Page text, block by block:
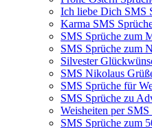
Ich liebe Dich SMS
Karma SMS
SMS Sprüche zum
SMS Sprüche zum
Silvester
SMS Nikolaus
SMS Sprüche für
SMS Sprüche zu
Weisheiten per SMS
SMS Sprüche zum